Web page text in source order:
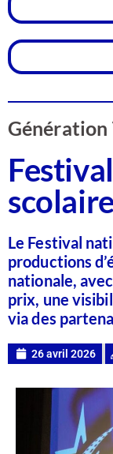
Génération
scolaire
Le Festival
productions
nationale,
prix, une
via des
26 avril 2026